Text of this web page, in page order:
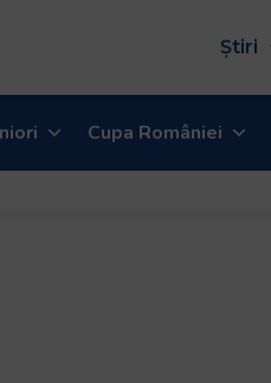
Știri
Cupa României